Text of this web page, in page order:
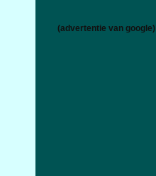
(advertentie van google)